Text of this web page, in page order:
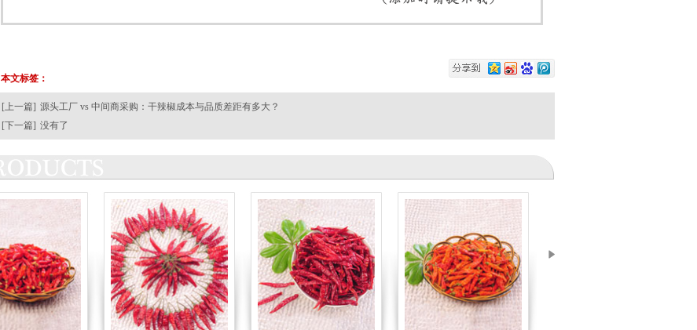
本文标签：
[上一篇] 源头工厂 vs 中间商采购：干辣椒成本与品质差距有多大？
[下一篇] 没有了